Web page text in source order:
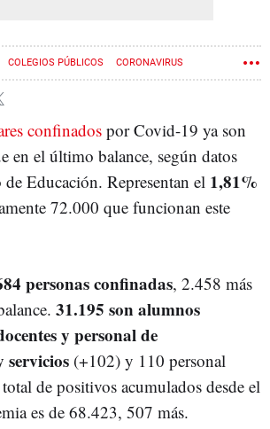
COLEGIOS PÚBLICOS CORONAVIRUS
confinados por Covid-19 ya son
en el último balance, según datos
Educación. Representan el 1,81%
72.000 que funcionan este
personas confinadas, 2.458 más
31.195 son alumnos
y personal de
(+102) y 110 personal
de positivos acumulados desde el
es de 68.423, 507 más.